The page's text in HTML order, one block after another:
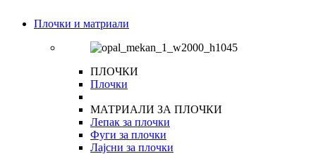
Плочки и матриали
ПЛОЧКИ
Плочки
МАТРИАЛИ ЗА ПЛОЧКИ
Лепак за плочки
Фуги за плочки
Лајсни за плочки